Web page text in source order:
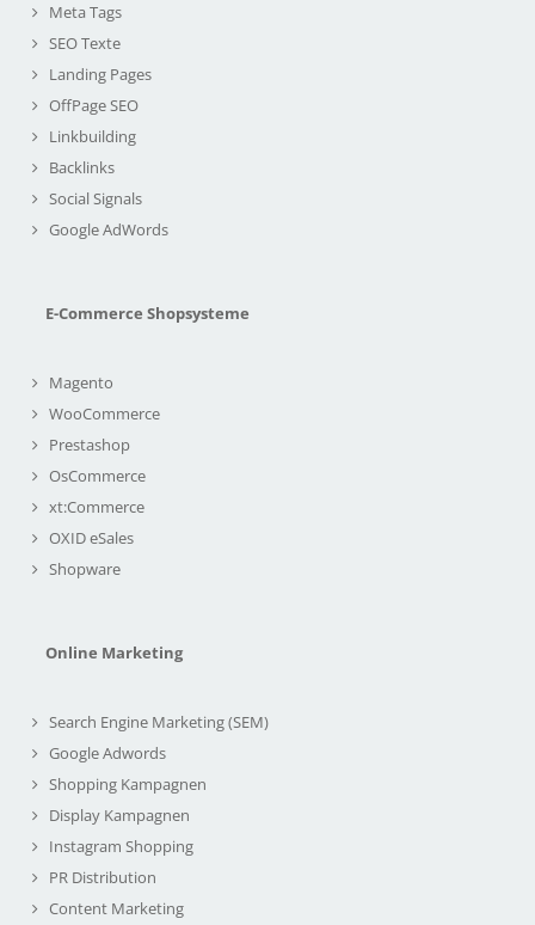
Meta Tags
SEO Texte
Landing Pages
OffPage SEO
Linkbuilding
Backlinks
Social Signals
Google AdWords
E-Commerce Shopsysteme
Magento
WooCommerce
Prestashop
OsCommerce
xt:Commerce
OXID eSales
Shopware
Online Marketing
Search Engine Marketing (SEM)
Google Adwords
Shopping Kampagnen
Display Kampagnen
Instagram Shopping
PR Distribution
Content Marketing